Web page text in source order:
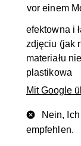
vor einem
efektowna i
zdjęciu (jak
materiału
plastikowa
Mit Google
Nein,
empfehlen.